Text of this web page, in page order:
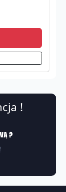
!